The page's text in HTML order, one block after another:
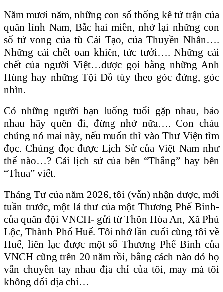
Năm mươi năm, những con số thống kê tử trận của
quân lính Nam, Bắc hai miền, nhớ lại những con
số tử vong của tù Cải Tạo, của Thuyền Nhân….
Những cái chết oan khiên, tức tưởi…. Những cái
chết của người Việt…được gọi bằng những Anh
Hùng hay những Tội Đồ tùy theo góc đứng, góc
nhìn.
Có những người bạn luống tuổi gặp nhau, bảo
nhau hãy quên đi, đừng nhớ nữa…. Con cháu
chúng nó mai này, nếu muốn thì vào Thư Viện tìm
đọc. Chúng đọc được Lịch Sử của Việt Nam như
thế nào…? Cái lịch sử của bên “Thắng” hay bên
“Thua” viết.
Tháng Tư của năm 2026, tôi (vẫn) nhận được, mới
tuần trước, một lá thư của một Thương Phế Binh-
của quân đội VNCH- gửi từ Thôn Hòa An, Xã Phú
Lộc, Thành Phố Huế. Tôi nhớ lần cuối cùng tôi về
Huế, liên lạc được một số Thương Phế Binh của
VNCH cũng trên 20 năm rồi, bằng cách nào đó họ
vẫn chuyền tay nhau địa chỉ của tôi, may mà tôi
không đổi địa chỉ…